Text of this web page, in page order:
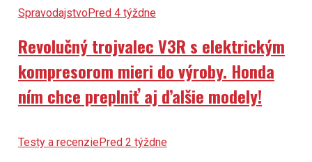
SpravodajstvoPred 4 týždne
Revolučný trojvalec V3R s elektrickým
kompresorom mieri do výroby. Honda
ním chce preplniť aj ďalšie modely!
Testy a recenziePred 2 týždne